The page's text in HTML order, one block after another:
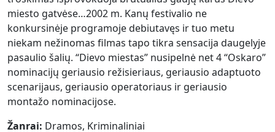
miesto gatvėse…2002 m. Kanų festivalio ne
konkursinėje programoje debiutavęs ir tuo metu
niekam nežinomas filmas tapo tikra sensacija daugelyje
pasaulio šalių. “Dievo miestas” nusipelnė net 4 “Oskaro”
nominacijų geriausio režisieriaus, geriausio adaptuoto
scenarijaus, geriausio operatoriaus ir geriausio
montažo nominacijose.
Žanrai: Dramos, Kriminaliniai